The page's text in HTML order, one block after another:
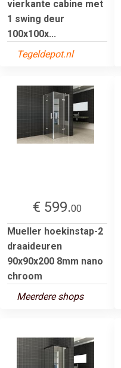
vierkante cabine met
1 swing deur
100x100x...
Tegeldepot.nl
€ 599.00
Mueller hoekinstap-2
draaideuren
90x90x200 8mm nano
chroom
Meerdere shops